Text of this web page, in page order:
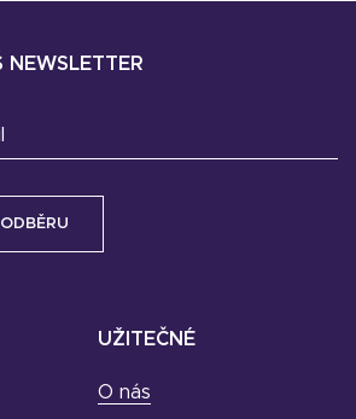
UŽITEČNÉ
O nás
NEWSLETTER